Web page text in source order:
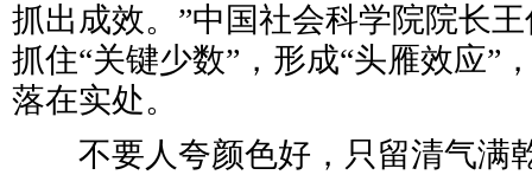
抓出成效。”中国社会科学院院长
抓住“关键少数”，形成“头雁效应”
落在实处。
不要人夸颜色好，只留清气满